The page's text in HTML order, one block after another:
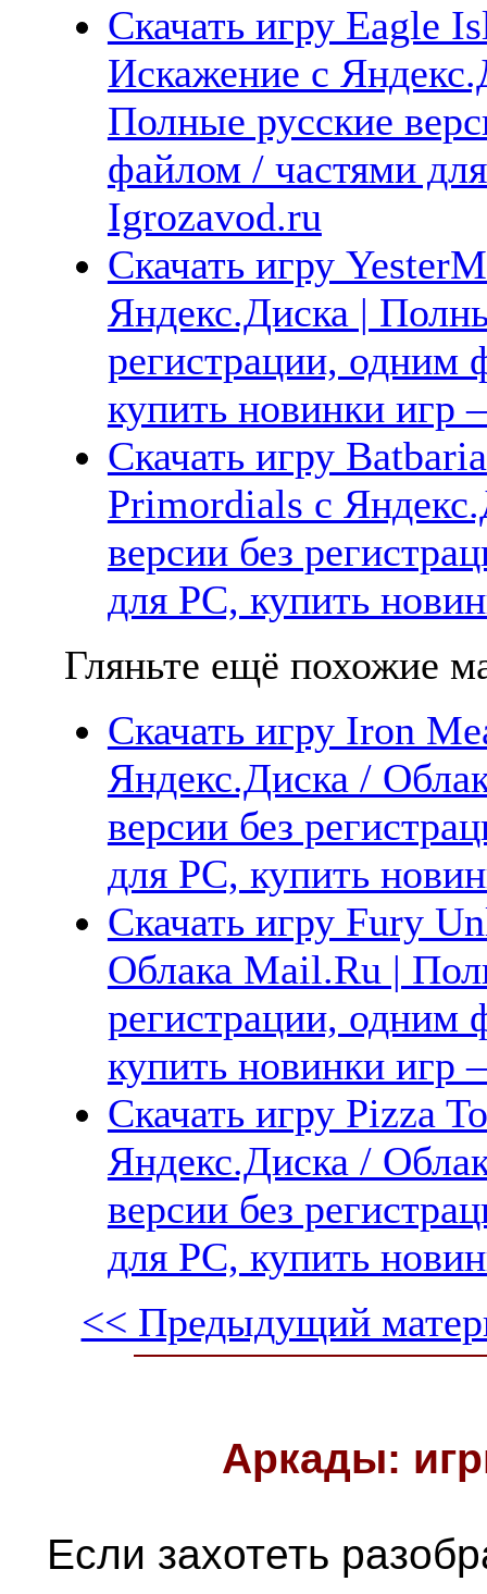
Скачать игру Eagle
Искажение с
Полные русские
файлом / частями
Igrozavod.ru
Скачать игру
Яндекс.Диска |
регистрации, одним
купить новинки
Скачать игру
Primordials с
версии без
для PC, купить
Гляньте ещё похожие
Скачать игру Iron
Яндекс.Диска /
версии без
для PC, купить
Скачать игру Fury
Облака Mail.Ru |
регистрации, одним
купить новинки
Скачать игру Pizza
Яндекс.Диска /
версии без
для PC, купить
<< Предыдущий
Аркады:
Если захотеть